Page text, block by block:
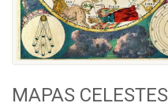
MAPAS